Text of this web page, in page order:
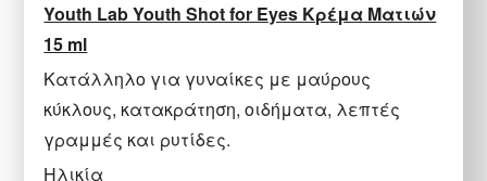
Youth Lab Youth Shot for Eyes Κρέμα Ματιών
15 ml
Κατάλληλο για γυναίκες με μαύρους
κύκλους, κατακράτηση, οιδήματα, λεπτές
γραμμές και ρυτίδες.
Hλικία